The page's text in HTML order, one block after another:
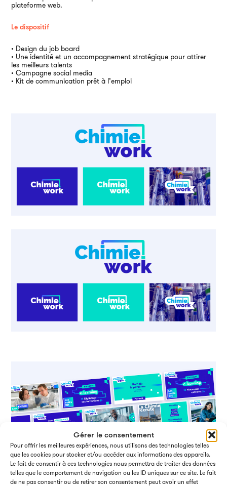
Gérer le consentement
Pour offrir les meilleures expériences, nous utilisons des technologies telles
que les cookies pour stocker et/ou accéder aux informations des appareils.
Le fait de consentir à ces technologies nous permettra de traiter des données
telles que le comportement de navigation ou les ID uniques sur ce site. Le fait
de ne pas consentir ou de retirer son consentement peut avoir un effet
plateforme web.
Le dispositif
• Design du job board
• Une identité et un accompagnement stratégique pour attirer
les meilleurs talents
• Campagne social media
• Kit de communication prêt à l’emploi